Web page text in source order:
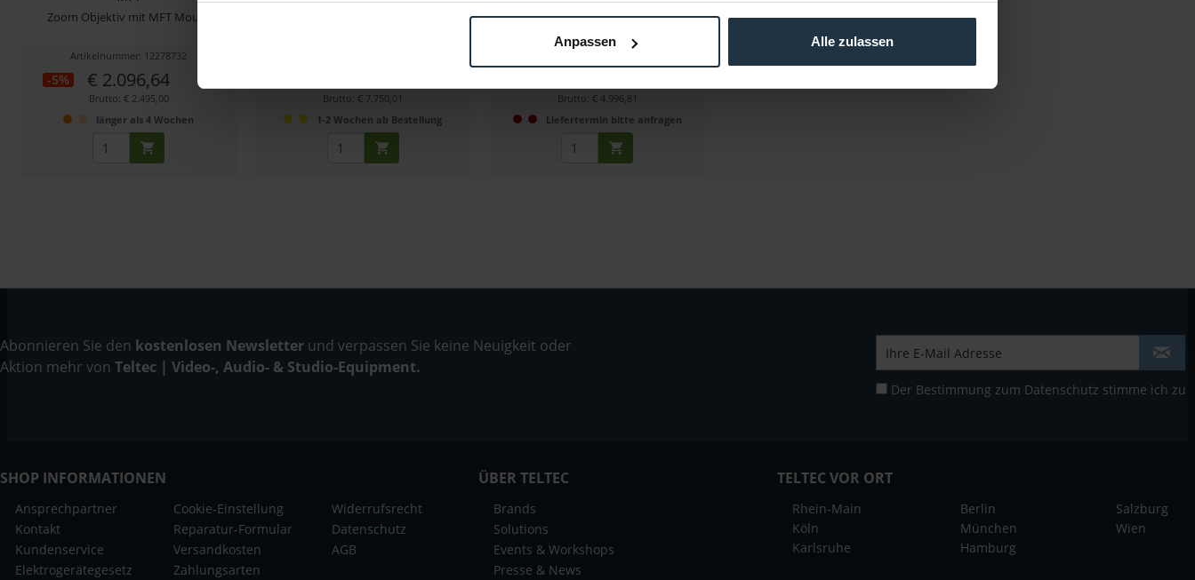
Anpassen Alle zulassen
Zoom Objektiv mit MFT Mount
Artikelnummer: 12278732
-5% € 2.096,64
Brutto: € 2.495,00
länger als 4 Wochen
Vollformat Weitwinkel-Objektiv mit MFT-
Brutto: € 7.750,01
1-2 Wochen ab Bestellung
25 - 75 mm T2.9 Cinema-Objektiv mit
Brutto: € 4.996,81
Liefertermin bitte anfragen
Abonnieren Sie den kostenlosen Newsletter und verpassen Sie keine Neuigkeit oder
Aktion mehr von Teltec | Video-, Audio- & Studio-Equipment.
Der Bestimmung zum Datenschutz stimme ich zu
SHOP INFORMATIONEN
Ansprechpartner
Kontakt
Kundenservice
Elektrogerätegesetz
Cookie-Einstellung
Reparatur-Formular
Versandkosten
Zahlungsarten
Widerrufsrecht
Datenschutz
AGB
ÜBER TELTEC
Brands
Solutions
Events & Workshops
Presse & News
TELTEC VOR ORT
Rhein-Main
Köln
Karlsruhe
Berlin
München
Hamburg
Salzburg
Wien